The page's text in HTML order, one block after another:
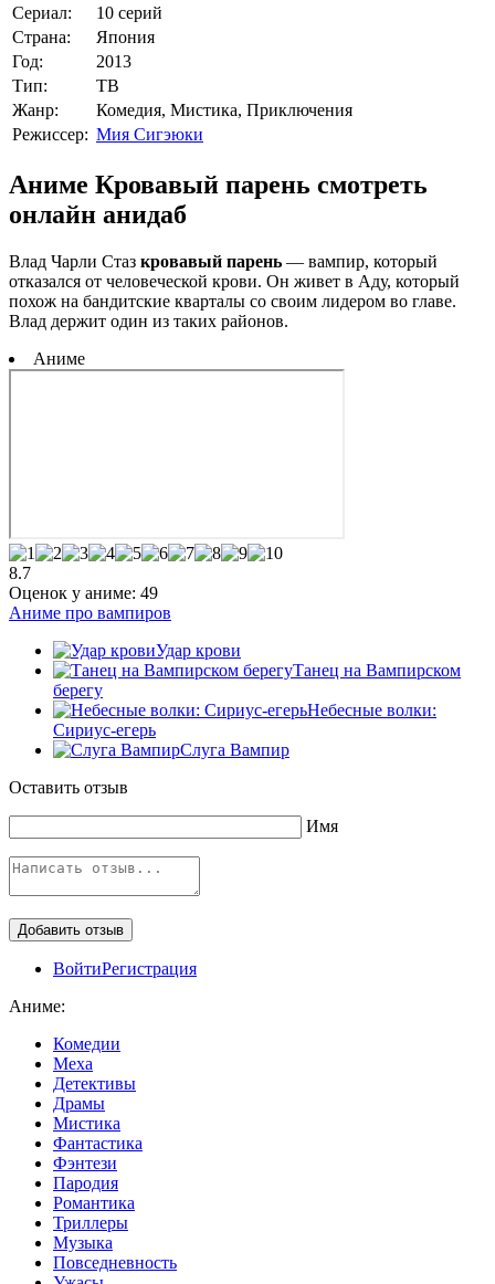
Сериал:
10 серий
Страна:
Япония
Год:
2013
Тип:
ТВ
Жанр:
Комедия, Мистика, Приключения
Режиссер: Мия Сигэюки
Аниме Кровавый парень смотреть
онлайн анидаб
Влад Чарли Стаз кровавый парень — вампир, который
отказался от человеческой крови. Он живет в Аду, который
похож на бандитские кварталы со своим лидером во главе.
Влад держит один из таких районов.
Аниме
8.7
Оценок у аниме: 49
Аниме про вампиров
Удар крови
Танец на Вампирском
берегу
Небесные волки:
Сириус-егерь
Слуга Вампир
Оставить отзыв
Имя
ВойтиРегистрация
Аниме:
Комедии
Меха
Детективы
Драмы
Мистика
Фантастика
Фэнтези
Пародия
Романтика
Триллеры
Музыка
Повседневность